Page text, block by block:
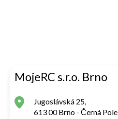
MojeRC s.r.o. Brno
Jugoslávská 25,
613 00 Brno - Černá Pole